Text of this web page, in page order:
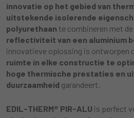
innovatie op het gebied van
uitstekende isolerende
polyurethaan te combineren met de
reflectiviteit van een aluminium
innovatieve oplossing is ontworpen
ruimte in elke constructie te
hoge thermische prestaties en
duurzaamheid garandeert.
EDIL-THERM® PIR-ALU is perfect